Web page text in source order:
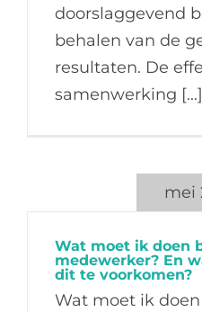
doorslaggevend
behalen van de
resultaten. De
samenwerking [...]
mei
Wat moet ik doen
medewerker? En
dit te voorkomen?
Wat moet ik